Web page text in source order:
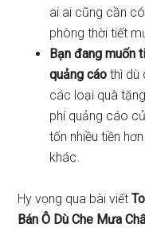
ai ai cũng cần
phòng thời tiết
Bạn đang muốn
quảng cáo thì dù
các loại quà
phí quảng cáo
tốn nhiều tiền
khác.
Hy vọng qua bài viết
Bán Ô Dù Che Mưa